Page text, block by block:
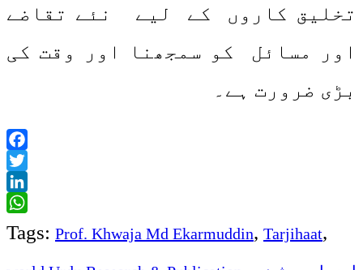
تخلیق کاروں کے لیے نئے تقاضے
اور مسائل کو سمجھنا اور وقت کی
بڑی ضرورت ہے۔
Facebook
Twitter
LinkedIn
WhatsApp
Tags: Prof. Khwaja Md Ekarmuddin, Tarjihaat,